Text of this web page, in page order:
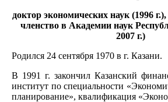
доктор экономических наук (1996
членство в Академии наук
2007 г.)
Родился 24 сентября 1970 в г. Казани.
В 1991 г. закончил Казанский
институт по специальности
планирование», квалификация